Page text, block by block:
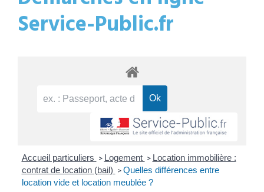
Service-Public.fr
Accueil particuliers > Logement > Location immobilière :
contrat de location (bail) > Quelles différences entre
location vide et location meublée ?